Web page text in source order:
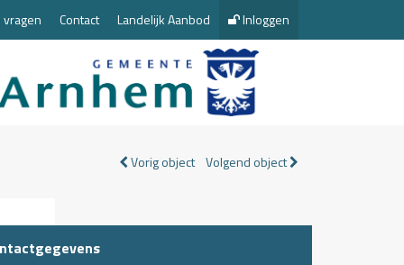
Contact Landelijk Aanbod Inloggen
Vorig object Volgend object